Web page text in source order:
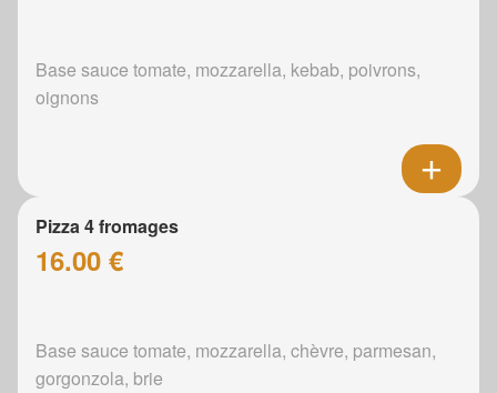
Base sauce tomate, mozzarella, kebab, poivrons,
oignons
Pizza 4 fromages
16.00 €
Base sauce tomate, mozzarella, chèvre, parmesan,
gorgonzola, brie